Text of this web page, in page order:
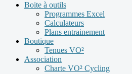
Boite à outils
Programmes Excel
Calculateurs
Plans entrainement
Boutique
Tenues VO²
Association
Charte VO² Cycling